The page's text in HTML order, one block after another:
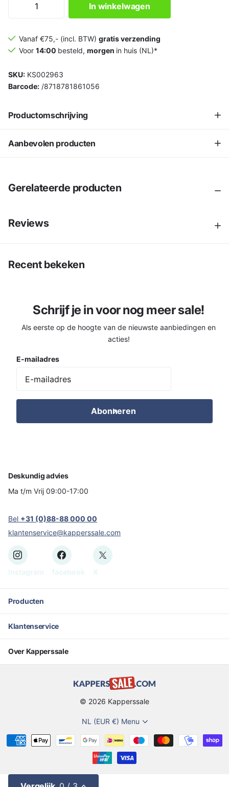
In winkelwagen
Vanaf €75,- (incl. BTW) gratis verzending
Voor 14:00 besteld, morgen in huis (NL)*
SKU: KS002963
Barcode: /8718781861056
Productomschrijving
Aanbevolen producten
Gerelateerde producten
Reviews
Recent bekeken
Schrijf je in voor nog meer sale!
Als eerste op de hoogte van de nieuwste aanbiedingen en
acties!
E-mailadres
Abonneren
Deskundig advies
Ma t/m Vrij 09:00-17:00
Bel +31 (0)88-88 000 00
klantenservice@kapperssale.com
Producten
Klantenservice
Over Kapperssale
© 2026 Kapperssale
NL (EUR €) Menu